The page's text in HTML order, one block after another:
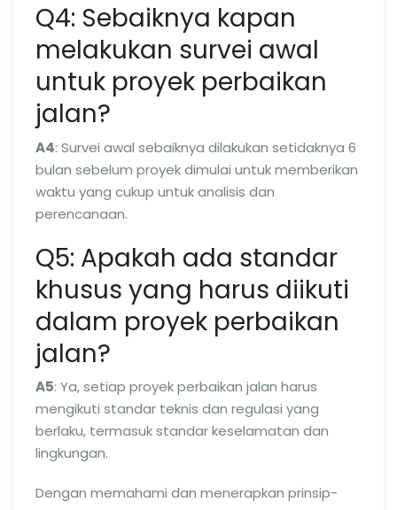
Q4: Sebaiknya kapan
melakukan survei awal
untuk proyek perbaikan
jalan?
A4: Survei awal sebaiknya dilakukan setidaknya 6
bulan sebelum proyek dimulai untuk memberikan
waktu yang cukup untuk analisis dan
perencanaan.
Q5: Apakah ada standar
khusus yang harus diikuti
dalam proyek perbaikan
jalan?
A5: Ya, setiap proyek perbaikan jalan harus
mengikuti standar teknis dan regulasi yang
berlaku, termasuk standar keselamatan dan
lingkungan.
Dengan memahami dan menerapkan prinsip-